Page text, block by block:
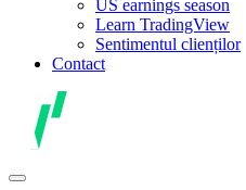
US earnings season
Learn TradingView
Sentimentul clienților
Contact